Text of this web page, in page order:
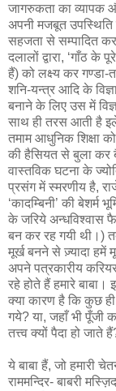
जागरुकता का व्यापक
अपनी मजबूत
सहजता से सम्पादित
दलालों द्वारा, ‘गाँठ के
हैं) को लक्ष्य कर गण्डा-
शनि-यन्त्र आदि के
बनाने के लिए उस में
साथ ही तरस आती है
तमाम आधुनिक शिक्षा
की हैसियत से बुला कर
वास्तविक घटना के
प्रसंग में स्मरणीय है,
‘कादम्बिनी’ की बेशर्म
के जरिये अन्धविश्वास
बन कर रह गयी थी।)
मूर्ख बनने से ज़्यादा
अपने पत्रकारीय
रहे होते हैं हमारे बाबा।
क्या कारण है कि कुछ
गये? या, जहाँ भी पूँजी
तत्त्व क्यों पैदा हो जाते
ये बाबा हैं, जो हमारी
राममन्दिर- बाबरी